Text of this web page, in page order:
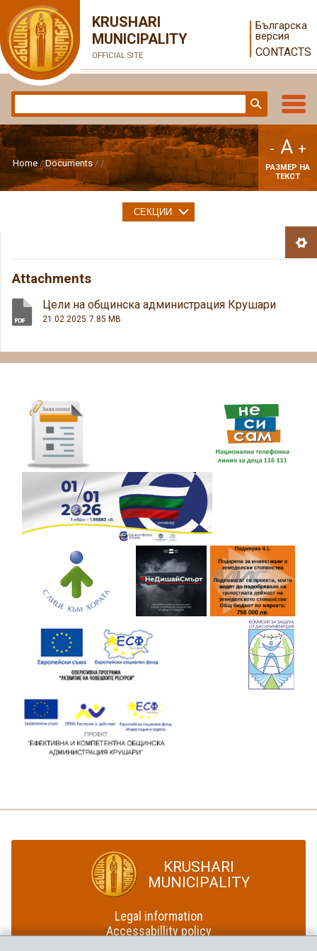
KRUSHARI
MUNICIPALITY
OFFICIAL SITE
Българска
версия
CONTACTS
Home Documents
- A +
РАЗМЕР НА
ТЕКСТ
Attachments
Цели на общинска администрация Крушари
21.02.2025 7.85 MB
СЕКЦИИ
KRUSHARI
MUNICIPALITY
Legal information
Accessabillity policy